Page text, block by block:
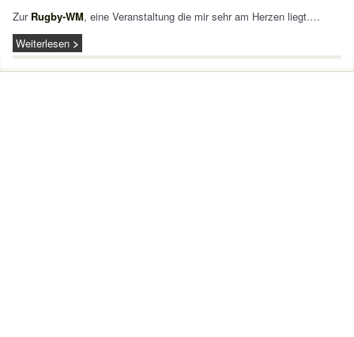
Zur Rugby-WM, eine Veranstaltung die mir sehr am Herzen liegt.…
Weiterlesen